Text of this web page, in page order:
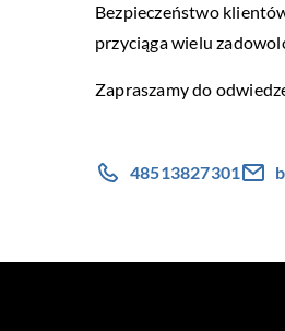
Bezpieczeństwo
przyciąga wielu
Zapraszamy do
48513827301